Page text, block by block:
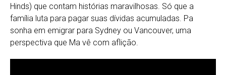
Hinds) que contam histórias maravilhosas. Só que a
família luta para pagar suas dívidas acumuladas. Pa
sonha em emigrar para Sydney ou Vancouver, uma
perspectiva que Ma vê com aflição.